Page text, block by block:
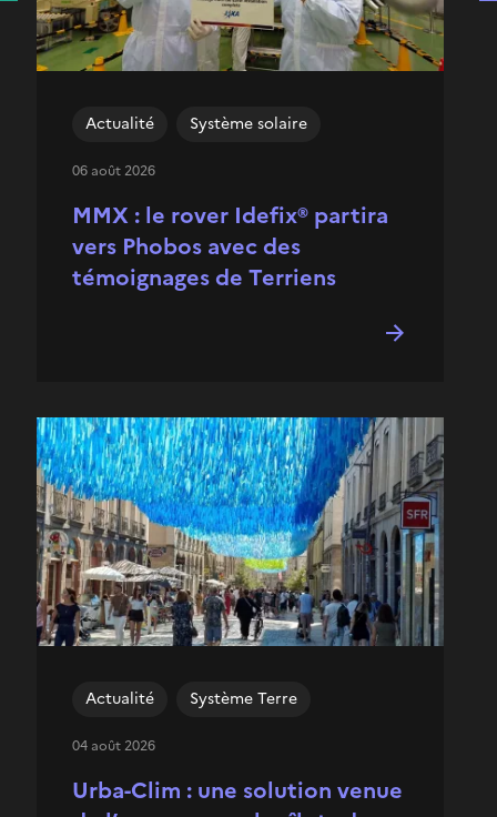
MMX : le rover Idefix® partira
vers Phobos avec des
témoignages de Terriens
Actualité Système solaire
06 août 2026
Urba-Clim : une solution venue
Actualité Système Terre
04 août 2026